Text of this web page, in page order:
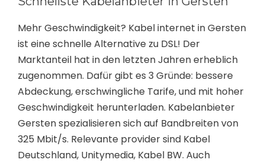
Mehr Geschwindigkeit? Kabel internet in Gersten
ist eine schnelle Alternative zu DSL! Der
Marktanteil hat in den letzten Jahren erheblich
zugenommen. Dafür gibt es 3 Gründe: bessere
Abdeckung, erschwingliche Tarife, und mit hoher
Geschwindigkeit herunterladen. Kabelanbieter
Gersten spezialisieren sich auf Bandbreiten von
325 Mbit/s. Relevante provider sind Kabel
Deutschland, Unitymedia, Kabel BW. Auch